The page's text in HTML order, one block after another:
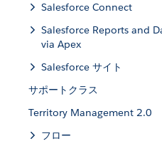
Salesforce Connect
Salesforce Reports and
via Apex
Salesforce サイト
サポートクラス
Territory Management 2.0
フロー